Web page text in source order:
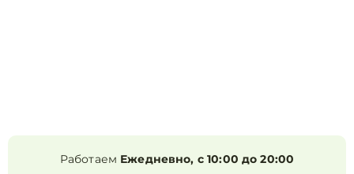
Работаем Ежедневно, с 10:00 до 20:00